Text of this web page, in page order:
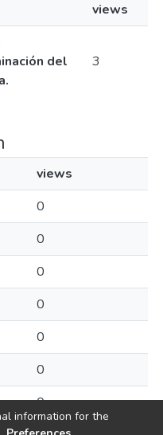
views
del
3
views
0
0
0
0
0
0
0
information for the